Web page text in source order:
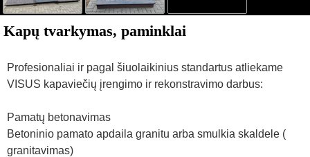
Kapų tvarkymas, paminklai
Profesionaliai ir pagal šiuolaikinius standartus atliekame
VISUS kapaviečių įrengimo ir rekonstravimo darbus:
Pamatų betonavimas
Betoninio pamato apdaila granitu arba smulkia skaldele (
granitavimas)